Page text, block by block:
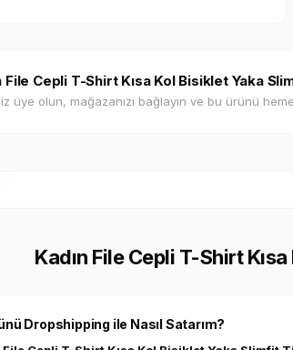
File Cepli T-Shirt Kısa Kol Bisiklet Yaka
üye olun, mağazanızı bağlayın ve bu ürünü
Kadın File Cepli T-Shirt
Dropshipping ile Nasıl Satarım?